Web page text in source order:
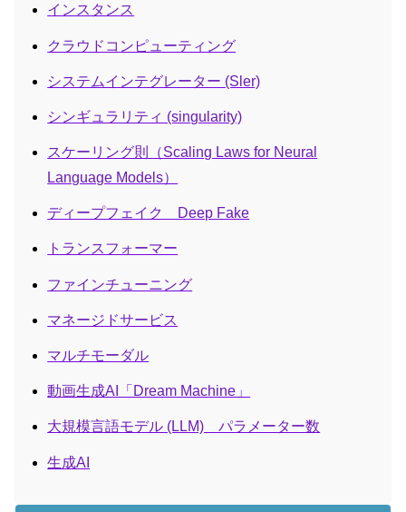
インスタンス
クラウドコンピューティング
システムインテグレーター (Sler)
シンギュラリティ (singularity)
スケーリング則（Scaling Laws for Neural
Language Models）
ディープフェイク Deep Fake
トランスフォーマー
ファインチューニング
マネージドサービス
マルチモーダル
動画生成AI「Dream Machine」
大規模言語モデル (LLM) パラメーター数
生成AI